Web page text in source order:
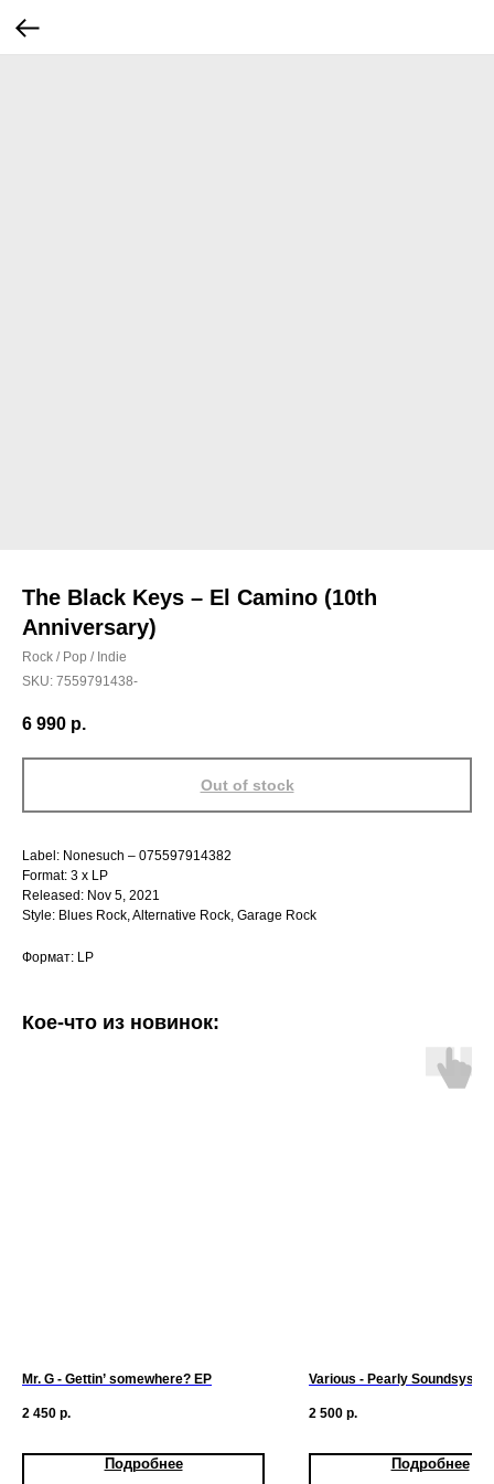
The Black Keys – El Camino (10th
Anniversary)
Rock / Pop / Indie
SKU: 7559791438-
6 990 р.
Out of stock
Label: Nonesuch – 075597914382
Format: 3 x LP
Released: Nov 5, 2021
Style: Blues Rock, Alternative Rock, Garage Rock
Формат: LP
Кое-что из новинок:
Mr. G - Gettin’ somewhere? EP
2 450 р.
Подробнее
Various - Pearly
2 500 р.
Подробнее